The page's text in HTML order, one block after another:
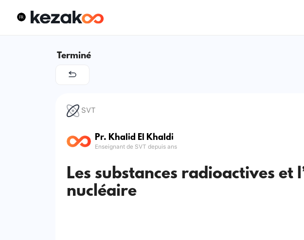
Terminé
SVT
Pr. Khalid El Khaldi
Enseignant de SVT depuis ans
Les substances radioactives et
nucléaire